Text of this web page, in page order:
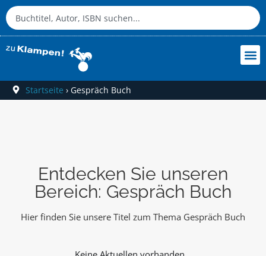
Startseite › Gespräch Buch
Entdecken Sie unseren
Bereich: Gespräch Buch
Hier finden Sie unsere Titel zum Thema Gespräch Buch